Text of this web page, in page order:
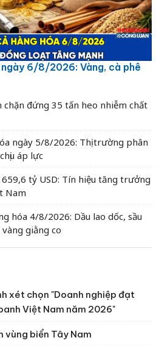
6/8/2026: Vàng, cà phê
chặn đứng 35 tấn heo nhiễm chất
ngày 5/8/2026: Thị trường phân
áp lực
tỷ USD: Tín hiệu tăng trưởng
Nam
hóa 4/8/2026: Dầu lao dốc, sầu
giằng co
xét chọn "Doanh nghiệp đạt
Việt Nam năm 2026"
vùng biển Tây Nam